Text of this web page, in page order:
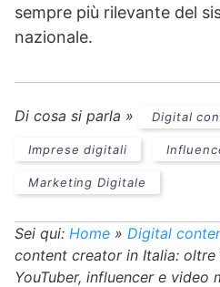
sempre più rilevante del
nazionale.
Di cosa si parla » Digital
Imprese digitali
Marketing Digitale
Sei qui: Home » Digital
content creator in Italia: oltre
YouTuber, influencer e video